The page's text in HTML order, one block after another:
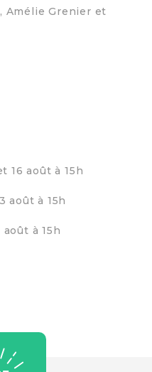
Amélie Grenier et
16 août à 15h
août à 15h
à 15h